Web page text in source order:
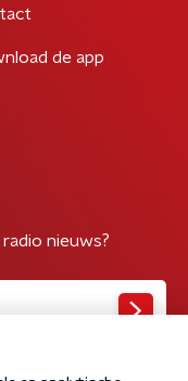
de app
nieuws?